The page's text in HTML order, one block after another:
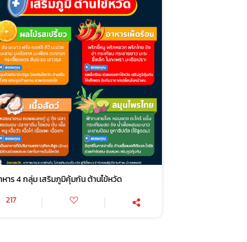
หาร 4 กลุ่ม เสริมภูมิคุ้มกัน ต้านไข้หวัด
217